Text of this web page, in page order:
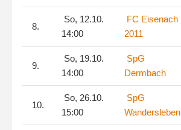
8.
So, 12.10.
14:00
FC Eisenach
2011
9.
So, 19.10.
14:00
SpG
Dermbach
10.
So, 26.10.
15:00
SpG
Wandersleben